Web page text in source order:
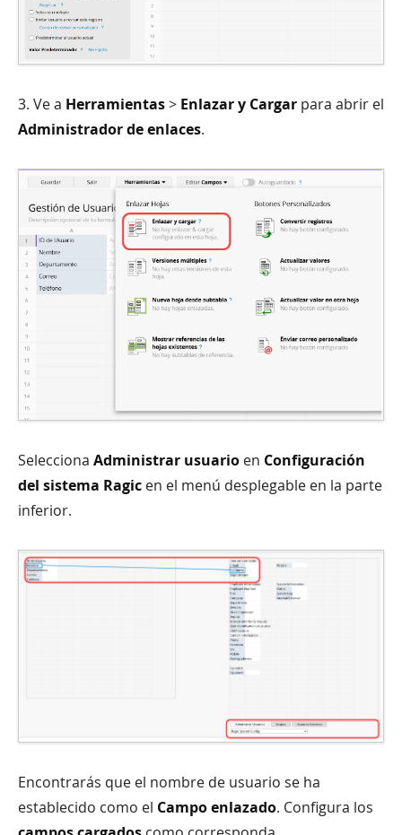
3. Ve a Herramientas> Enlazar y Cargar para abrir el
Administrador de enlaces.
Selecciona Administrar usuario en Configuración
del sistema Ragic en el menú desplegable en la parte
inferior.
Encontrarás que el nombre de usuario se ha
establecido como el Campo enlazado. Configura los